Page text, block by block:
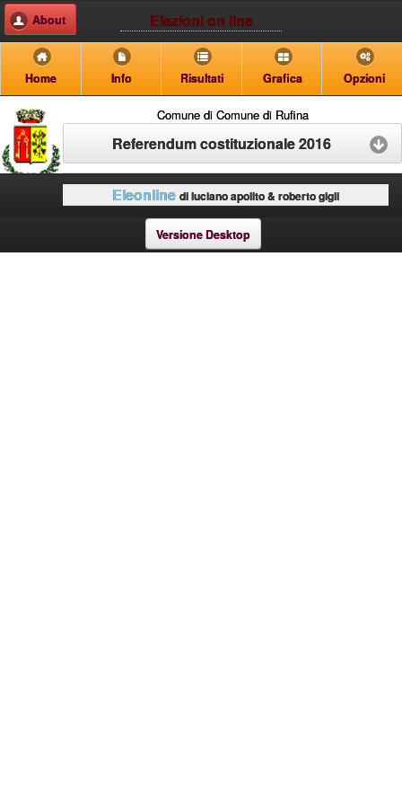
Elezioni on line
About
Home Info Risultati Grafica Opzioni
Comune di Comune di Rufina
Referendum costituzionale 2016
Eleonline di luciano apolito & roberto gigli
Versione Desktop